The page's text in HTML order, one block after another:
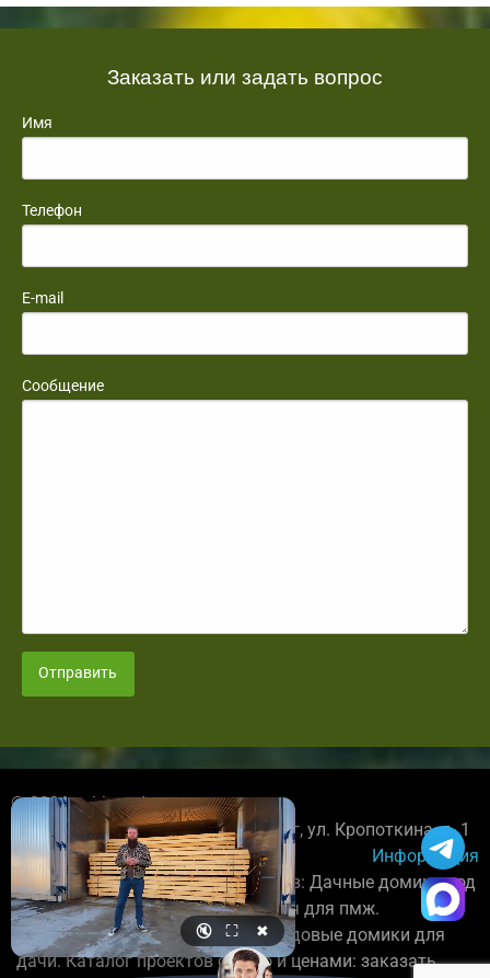
Заказать или задать вопрос
Имя
Телефон
E-mail
Сообщение
Отправить
© 2026 spbbrusdoma.ru
+7 921 027-89-78; Санкт-Петербург, ул. Кропоткина, д. 1
Информация
Строительство деревянных домов: Дачные домики под
усадку, каркасные дома под ключ для пмж.
Бригада плотников постороит садовые домики для
дачи. Каталог проектов с фото и ценами: заказать
🔇 ⛶ ✖